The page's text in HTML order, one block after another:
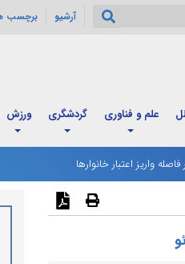
آرشیو برچسب
علم و فناوری گردشگری ورزش
واریز اعتبار خانوارها
ایران از مسیر دیپلماسی است